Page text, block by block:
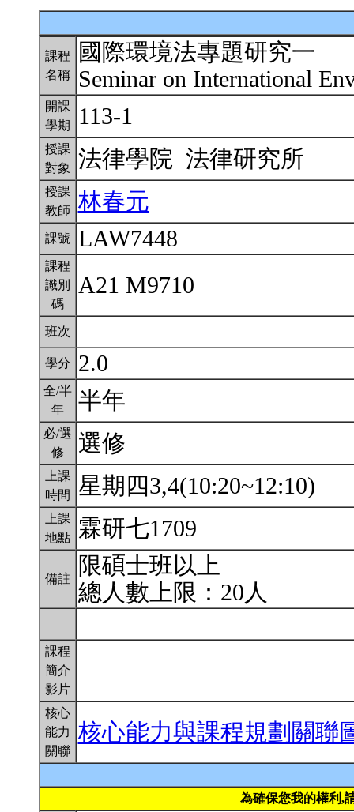
課程
名稱
國際環境法專題研究一
Seminar on International
開課
學期
113-1
授課
對象
法律學院 法律研究所
授課
教師
林春元
課號 LAW7448
課程
識別
碼
A21 M9710
班次
學分 2.0
全/半
年
半年
必/選
修
選修
上課
時間
星期四3,4(10:20~12:10)
上課
地點
霖研七1709
備註
限碩士班以上
總人數上限：20人
課程
簡介
影片
核心
能力
關聯
核心能力與課程規劃關聯
為確保您我的權利,